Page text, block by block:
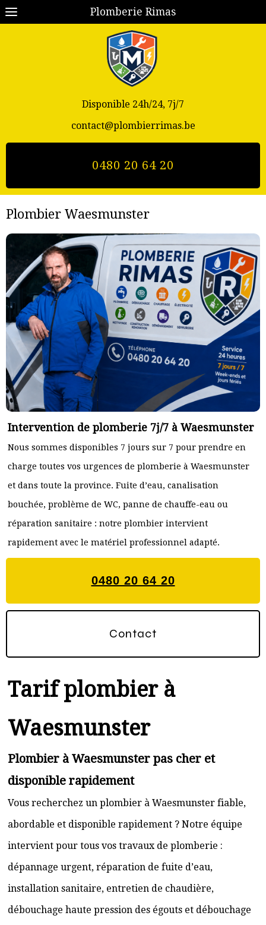
Plomberie Rimas
Disponible 24h/24, 7j/7
contact@plombierrimas.be
0480 20 64 20
Plombier Waesmunster
Intervention de plomberie 7j/7 à Waesmunster
Nous sommes disponibles 7 jours sur 7 pour prendre en
charge toutes vos urgences de plomberie à Waesmunster
et dans toute la province. Fuite d’eau, canalisation
bouchée, problème de WC, panne de chauffe-eau ou
réparation sanitaire : notre plombier intervient
rapidement avec le matériel professionnel adapté.
0480 20 64 20
Contact
Tarif plombier à
Waesmunster
Plombier à Waesmunster pas cher et
disponible rapidement
Vous recherchez un plombier à Waesmunster fiable,
abordable et disponible rapidement ? Notre équipe
intervient pour tous vos travaux de plomberie :
dépannage urgent, réparation de fuite d’eau,
installation sanitaire, entretien de chaudière,
débouchage haute pression des égouts et débouchage